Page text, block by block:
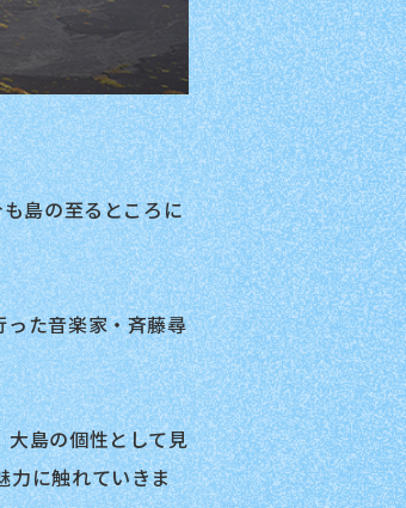
島の至るところに
た音楽家・斉藤尋
大島の個性として見
力に触れていきま